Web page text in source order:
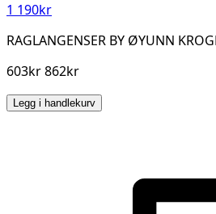
1 190kr
RAGLANGENSER BY ØYUNN
603kr 862kr
Legg i handlekurv